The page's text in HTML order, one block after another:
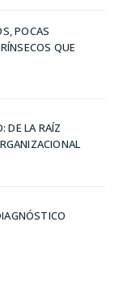
POCAS
QUE
DE LA RAÍZ